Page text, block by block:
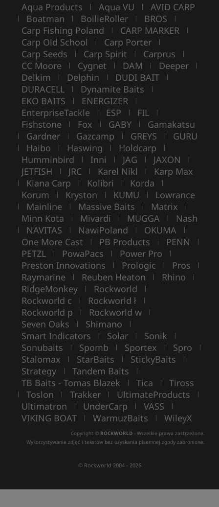
Aqua Products | Aqua VU | AVID CARP
| Boatman | BoilieRoller | BROS |
Carp Fishing Poland | CARP MARKER |
Carp Old School | Carp Porter |
Carp Seeds | Carp Spirit | Carprus |
CC Moore | Cygnet | DAM | Deeper |
Delkim | Delphin | DUDI BAIT |
DURACELL | Dynamite Baits |
EKO BAITS | ENERGIZER |
EnterpriseTackle | ESP | FIL |
Fishstone | Fox | GABY | Gamakatsu
| Gardner | Gazcamp | GREYS | GURU
| Haibo | Haswing | Holdcarp |
Humminbird | Inni | JAG | JAXON |
JETFISH | JRC | Karel Nikl | Karp Max
| Kiana Carp | Kolibri | Korda |
Korum | Kryston | KUMU | Lowrance
| Mainline | Massive Baits | Matrix |
Minn Kota | Mivardi | MUGGA | Nash
| NAVITAS | NawiPoland | OKUMA |
One More Cast | PB Products | PENN |
PETZL | PowaPacs | Power Pro |
Preston Innovations | Prologic | Pros |
Raymarine | Reuben Heaton | Rhino |
RidgeMonkey | Rockworld |
Rockworld c | Rockworld ł |
Rockworld p | Rockworld w |
Seven Oaks | Shimano |
Smart Indicators | Solar | Sonik |
Sonubaits | Spomb | Sportex | Spro |
Stalomax | StarBaits | StickyBaits |
Strategy | Tandem Baits |
TB Baits - Tomas Blazek | Tica | Tiross
| Toslon | Trakker | UltimateProducts |
Ultimatron | UnderCarp | VASS |
VIKING BOAT | WarmuzBaits | WileyX
Copyright © ROCKWORLD - Wszelkie prawa zastrzeżone.
Wykorzystywanie zdjęć i tekstów bez uzyskania pisemnej zgody zabronione.
© Rockworld 2004 - 2026